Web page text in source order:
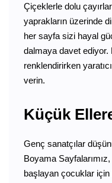
Çiçeklerle dolu
yaprakların üzerinde
her sayfa sizi hayal
dalmaya davet
renklendirirken
verin.
Küçük
Genç sanatçılar
Boyama
başlayan çocuklar